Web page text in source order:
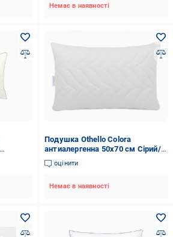
Немає в наявності
Подушка Othello Colora
антиалергенна 50х70 см Сірий/
Білий (2000022279531)
оцінити
Немає в наявності